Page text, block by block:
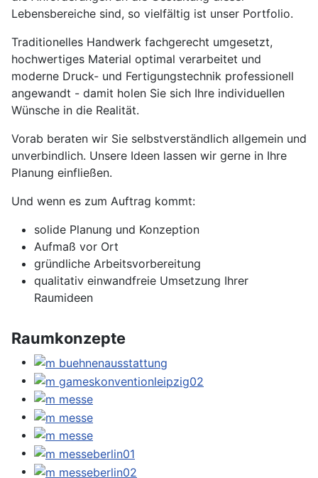
Lebensbereiche sind, so vielfältig ist unser Portfolio.
Traditionelles Handwerk fachgerecht umgesetzt,
hochwertiges Material optimal verarbeitet und
moderne Druck- und Fertigungstechnik professionell
angewandt - damit holen Sie sich Ihre individuellen
Wünsche in die Realität.
Vorab beraten wir Sie selbstverständlich allgemein und
unverbindlich. Unsere Ideen lassen wir gerne in Ihre
Planung einfließen.
Und wenn es zum Auftrag kommt:
solide Planung und Konzeption
Aufmaß vor Ort
gründliche Arbeitsvorbereitung
qualitativ einwandfreie Umsetzung Ihrer
Raumideen
Raumkonzepte